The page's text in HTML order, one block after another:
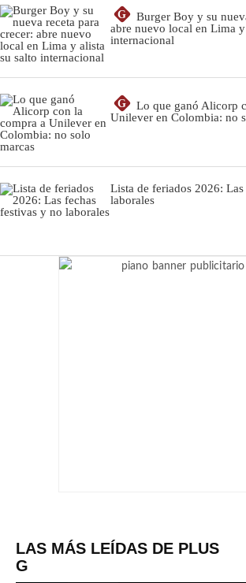
G
Burger Boy y su
abre nuevo local en Lima
internacional
G
Lo que ganó Alicorp
Unilever en Colombia: no
Lista de feriados 2026:
laborales
LAS MÁS LEÍDAS DE PLUS
G